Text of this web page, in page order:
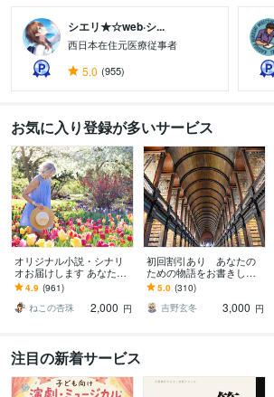
シエリ★☆web·シ...
西日本在住元医療従事者
5.0 (955)
お気に入り登録が多いサービス
オリジナル小説・シナリ
オお届けします あなたの
物語を形に！小説で夢を
叶えるヒーリングメソッ
ド
4.9 (961)
ねこの杏珠
2,000 円
初回割引あり あなたの
ための物語をお書きしま
す 300件以上の実績 受賞
経験あり どんな文章でも
OK
5.0 (310)
吉野玄冬
3,000 円
注目の新着サービス